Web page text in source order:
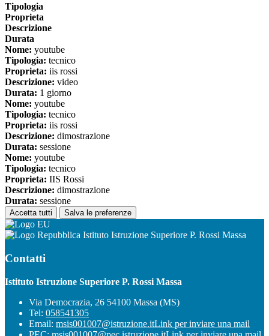
Tipologia
Proprieta
Descrizione
Durata
Nome: youtube
Tipologia: tecnico
Proprieta: iis rossi
Descrizione: video
Durata: 1 giorno
Nome: youtube
Tipologia: tecnico
Proprieta: iis rossi
Descrizione: dimostrazione
Durata: sessione
Nome: youtube
Tipologia: tecnico
Proprieta: IIS Rossi
Descrizione: dimostrazione
Durata: sessione
Accetta tutti Salva le preferenze
Istituto Istruzione Superiore P. Rossi Massa
Contatti
Istituto Istruzione Superiore P. Rossi Massa
Via Democrazia, 26 54100 Massa (MS)
Tel: 058541305
Email: msis001007@istruzione.itLink per inviare una mail